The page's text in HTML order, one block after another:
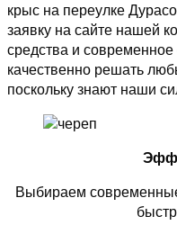
крыс на переулке
заявку на сайте нашей
средства и
качественно решать
поскольку знают наши
Выбираем